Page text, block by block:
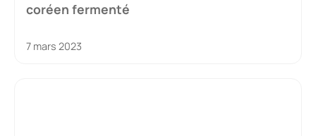
coréen fermenté
7 mars 2023